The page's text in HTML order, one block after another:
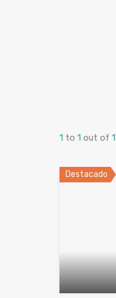
1 to 1 out of 1
Destacado